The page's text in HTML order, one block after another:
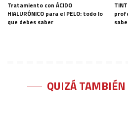
Tratamiento con ÁCIDO
HIALURÓNICO para el PELO: todo lo
que debes saber
QUIZÁ TAMBIÉN